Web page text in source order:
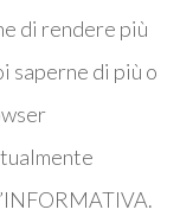
di rendere più
saperne di più o